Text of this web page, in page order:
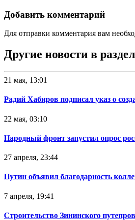
Добавить комментарий
Для отправки комментария вам
Другие новости в
21 мая, 13:01
Радий Хабиров подписал указ о
22 мая, 03:10
Народный фронт запустил опрос
27 апреля, 23:44
Путин объявил благодарность
7 апреля, 19:41
Строительство Зининского